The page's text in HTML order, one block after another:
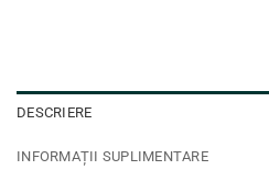
DESCRIERE
INFORMAȚII SUPLIMENTARE